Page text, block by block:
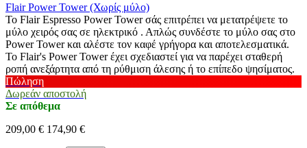
Flair Power Tower (Χωρίς μύλο)
Το Flair Espresso Power Tower σάς επιτρέπει να μετατρέψετε το
μύλο χειρός σας σε ηλεκτρικό . Απλώς συνδέστε το μύλο σας στο
Power Tower και αλέστε τον καφέ γρήγορα και αποτελεσματικά.
Το Flair's Power Tower έχει σχεδιαστεί για να παρέχει σταθερή
ροπή ανεξάρτητα από τη ρύθμιση άλεσης ή το επίπεδο ψησίματος.
Πώληση
Δωρεάν αποστολή
Σε απόθεμα
209,00 € 174,90 €